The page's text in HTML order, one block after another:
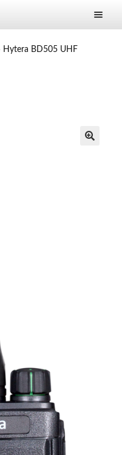
menu
child
Hytera BD505 UHF